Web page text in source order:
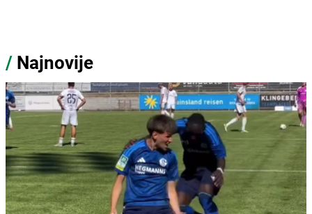
/ Najnovije